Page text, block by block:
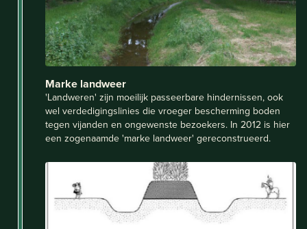
Marke landweer
'Landweren' zijn moeilijk passeerbare hindernissen, ook
wel verdedigingslinies die vroeger bescherming boden
tegen vijanden en ongewenste bezoekers. In 2012 is hier
een zogenaamde 'marke landweer' gereconstrueerd.